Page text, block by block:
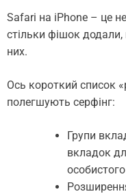
Safari на iPhone – це не
стільки фішок додали,
них.
Ось короткий список
полегшують серфінг:
Групи
вкладок